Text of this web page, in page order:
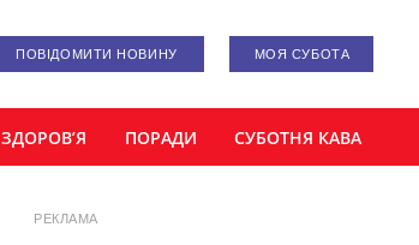
ПОВІДОМИТИ НОВИНУ МОЯ СУБОТА
ЗДОРОВ’Я ПОРАДИ СУБОТНЯ КАВА
РЕКЛАМА